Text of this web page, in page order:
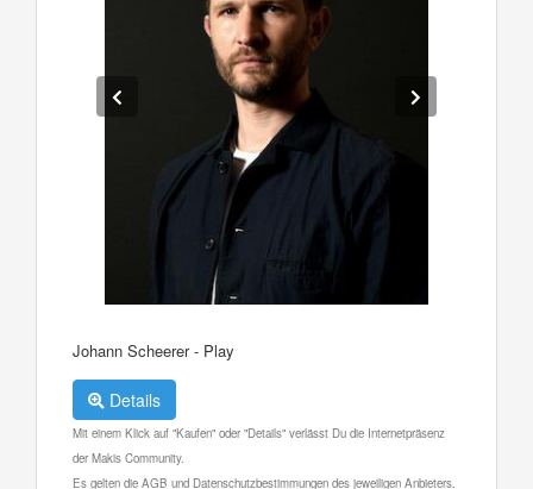
Johann Scheerer - Play
Details
Mit einem Klick auf "Kaufen" oder "Details" verlässt Du die Internetpräsenz
der Makis Community.
Es gelten die AGB und Datenschutzbestimmungen des jeweiligen Anbieters.